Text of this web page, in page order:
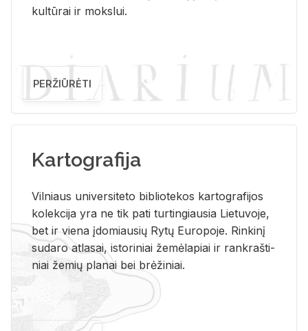
kul­tū­rai ir moks­lui.
PERŽIŪRĖTI
Kartografija
Vil­niaus uni­ver­si­te­to bi­b­lio­te­kos kar­to­gra­fi­jos
ko­lek­ci­ja yra ne tik pati tur­tin­giau­sia Lie­tu­vo­je,
bet ir vie­na įdo­miau­sių Rytų Eu­ro­po­je. Rin­ki­nį
su­da­ro at­la­sai, is­to­ri­niai že­mė­la­piai ir rank­raš­ti­
niai že­mių pla­nai bei brė­ži­niai.